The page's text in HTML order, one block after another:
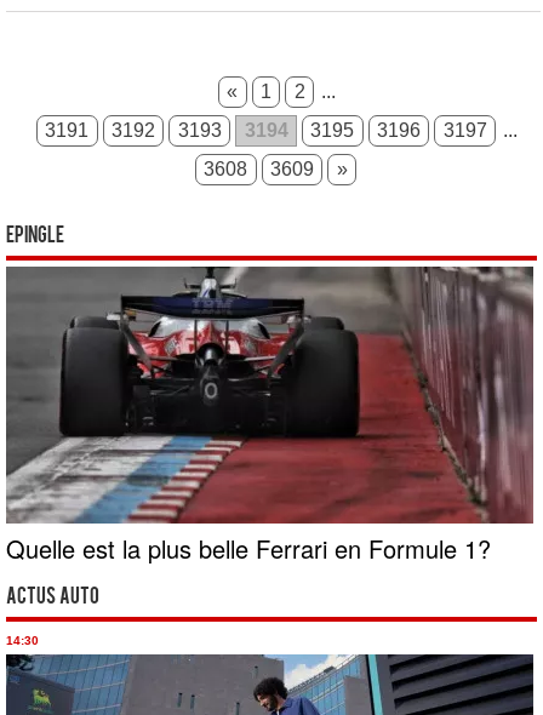
« 1 2
...
3191
3192 3193 3194 3195 3196 3197
...
3608
3609 »
Epingle
Quelle est la plus belle Ferrari en Formule 1?
Actus Auto
14:30